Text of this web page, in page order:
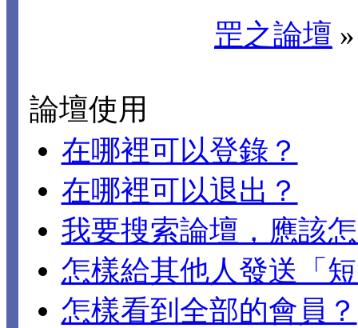
罡之論壇
論壇使用
在哪裡可以登錄？
在哪裡可以退出？
我要搜索論壇，應該
怎樣給其他人發送「
怎樣看到全部的會員？